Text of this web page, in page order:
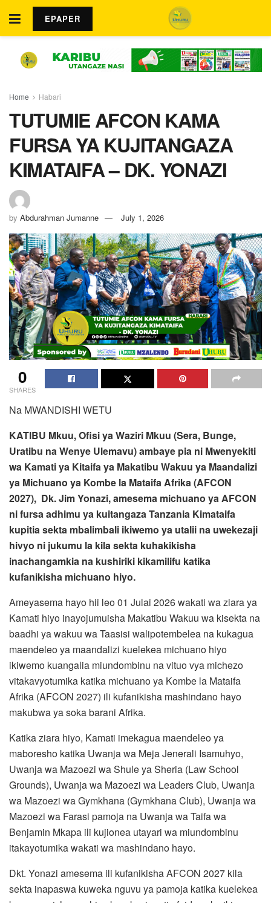
EPAPER
Home Habari
TUTUMIE AFCON KAMA
FURSA YA KUJITANGAZA
KIMATAIFA – DK. YONAZI
by Abdurahman Jumanne July 1, 2026
0
SHARES
Na MWANDISHI WETU
KATIBU Mkuu, Ofisi ya Waziri Mkuu (Sera, Bunge,
Uratibu na Wenye Ulemavu) ambaye pia ni Mwenyekiti
wa Kamati ya Kitaifa ya Makatibu Wakuu ya Maandalizi
ya Michuano ya Kombe la Mataifa Afrika (AFCON
2027), Dk. Jim Yonazi, amesema michuano ya AFCON
ni fursa adhimu ya kuitangaza Tanzania Kimataifa
kupitia sekta mbalimbali ikiwemo ya utalii na uwekezaji
hivyo ni jukumu la kila sekta kuhakikisha
inachangamkia na kushiriki kikamilifu katika
kufanikisha michuano hiyo.
Ameyasema hayo hii leo 01 Julai 2026 wakati wa ziara ya
Kamati hiyo inayojumuisha Makatibu Wakuu wa kisekta na
baadhi ya wakuu wa Taasisi walipotembelea na kukagua
maendeleo ya maandalizi kuelekea michuano hiyo
ikiwemo kuangalia miundombinu na vituo vya michezo
vitakavyotumika katika michuano ya Kombe la Mataifa
Afrika (AFCON 2027) ili kufanikisha mashindano hayo
makubwa ya soka barani Afrika.
Katika ziara hiyo, Kamati imekagua maendeleo ya
maboresho katika Uwanja wa Meja Jenerali Isamuhyo,
Uwanja wa Mazoezi wa Shule ya Sheria (Law School
Grounds), Uwanja wa Mazoezi wa Leaders Club, Uwanja
wa Mazoezi wa Gymkhana (Gymkhana Club), Uwanja wa
Mazoezi wa Farasi pamoja na Uwanja wa Taifa wa
Benjamin Mkapa ili kujionea utayari wa miundombinu
itakayotumika wakati wa mashindano hayo.
Dkt. Yonazi amesema ili kufanikisha AFCON 2027 kila
sekta inapaswa kuweka nguvu ya pamoja katika kuelekea